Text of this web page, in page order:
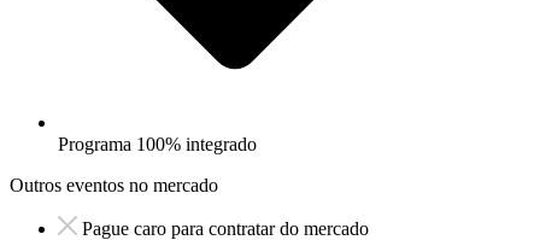
Programa 100% integrado
Outros eventos no mercado
Pague caro para contratar do mercado